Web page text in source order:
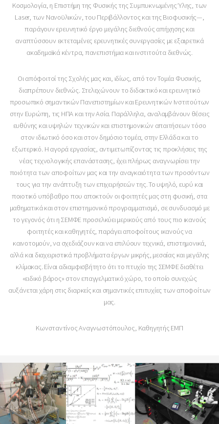
Κοσμολογία, η Επιστήμη της Φυσικής της Συμπυκνωμένης Ύλης, των
Laser, των Νανοϋλικών, του Περιβάλλοντος και της Βιοφυσικής—,
παράγουν ερευνητικό έργο μεγάλης διεθνούς απήχησης και
αναπτύσσουν εκτεταμένες ερευνητικές συνεργασίες με εξαιρετικά
ακαδημαϊκά κέντρα, πανεπιστήμια και ινστιτούτα διεθνώς.
Οι απόφοιτοί της Σχολής μας και, ιδίως, από τον Τομέα Φυσικής,
διαπρέπουν διεθνώς. Στελεχώνουν το διδακτικό και ερευνητικό
προσωπικό σημαντικών Πανεπιστημίων και Ερευνητικών Ινστιτούτων
στην Ευρώπη, τις ΗΠΑ και την Ασία. Παράλληλα, αναλαμβάνουν θέσεις
ευθύνης και υψηλών τεχνικών και επιστημονικών απαιτήσεων τόσο
στον ιδιωτικό όσο και στον δημόσιο τομέα, στην Ελλάδα και το
εξωτερικό. Η αγορά εργασίας, αντιμετωπίζοντας τις προκλήσεις της
νέας τεχνολογικής επανάστασης, έχει πλήρως αναγνωρίσει την
ποιότητα των αποφοίτων μας και την αναγκαιότητα των προσόντων
τους για την ανάπτυξη των επιχειρήσεών της. Το υψηλό, ευρύ και
ποιοτικό υπόβαθρο που αποκτούν οι φοιτητές μας στη φυσική, στα
μαθηματικά και στον επιστημονικό προγραμματισμό, σε συνδυασμό με
το γεγονός ότι η ΣΕΜΦΕ προσελκύει μερικούς από τους πιο ικανούς
φοιτητές και καθηγητές, παράγει αποφοίτους ικανούς να
καινοτομούν, να σχεδιάζουν και να επιλύουν τεχνικά, επιστημονικά,
αλλά και διαχειριστικά προβλήματα έργων μικρής, μεσαίας και μεγάλης
κλίμακας. Είναι αδιαμφισβήτητο ότι το πτυχίο της ΣΕΜΦΕ διαθέτει
«ειδικό βάρος» στον επαγγελματικό χώρο, το οποίο συνεχώς
αυξάνεται χάρη στις διαρκείς και σημαντικές επιτυχίες των αποφοίτων
μας.
Κωνσταντίνος Αναγνωστόπουλος, Καθηγητής ΕΜΠ